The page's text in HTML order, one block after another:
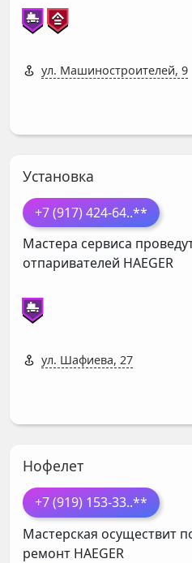
ул. Машиностроителей, 9
Установка
+7 (917) 424-64..**
Мастера сервиса
отпаривателей HAEGER
ул. Шафиева, 27
Нофелет
+7 (919) 153-33..**
Мастерская осуществит
ремонт HAEGER